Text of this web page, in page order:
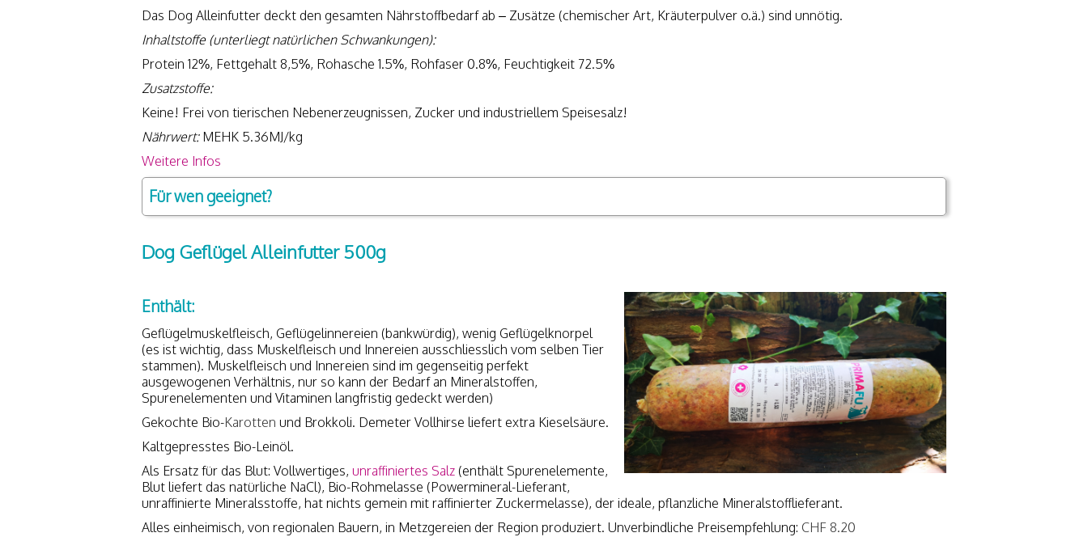
Das Dog Alleinfutter deckt den gesamten Nährstoffbedarf ab – Zusätze (chemischer Art, Kräuterpulver o.ä.) sind unnötig.
Inhaltstoffe (unterliegt natürlichen Schwankungen):
Protein 12%, Fettgehalt 8,5%, Rohasche 1.5%, Rohfaser 0.8%, Feuchtigkeit 72.5%
Zusatzstoffe:
Keine! Frei von tierischen Nebenerzeugnissen, Zucker und industriellem Speisesalz!
Nährwert:MEHK 5.36MJ/kg
Weitere Infos
Für wen geeignet?
Dog Geflügel Alleinfutter 500g
Enthält:
Geflügelmuskelfleisch, Geflügelinnereien (bankwürdig), wenig Geflügelknorpel
(es ist wichtig, dass Muskelfleisch und Innereien ausschliesslich vom selben Tier
stammen). Muskelfleisch und Innereien sind im gegenseitig perfekt
ausgewogenen Verhältnis, nur so kann der Bedarf an Mineralstoffen,
Spurenelementen und Vitaminen langfristig gedeckt werden)
Gekochte Bio-Karotten und Brokkoli. Demeter Vollhirse liefert extra Kieselsäure.
Kaltgepresstes Bio-Leinöl.
Als Ersatz für das Blut: Vollwertiges, unraffiniertes Salz (enthält Spurenelemente,
Blut liefert das natürliche NaCl), Bio-Rohmelasse (Powermineral-Lieferant,
unraffinierte Mineralsstoffe, hat nichts gemein mit raffinierter Zuckermelasse), der ideale, pflanzliche Mineralstofflieferant.
Alles einheimisch, von regionalen Bauern, in Metzgereien der Region produziert. Unverbindliche Preisempfehlung: CHF 8.20